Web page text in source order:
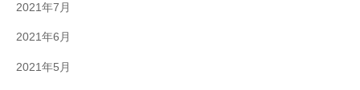
2021年7月
2021年6月
2021年5月